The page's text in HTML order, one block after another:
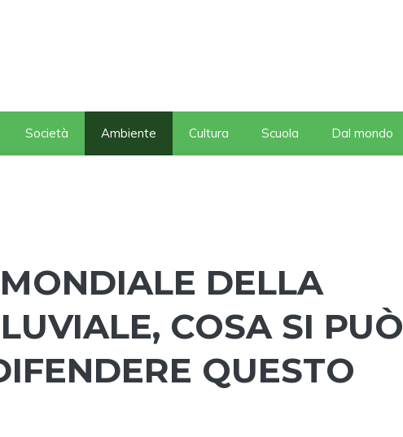
Società Ambiente Cultura Scuola Dal mondo
DELLA
COSA SI PUÒ
QUESTO